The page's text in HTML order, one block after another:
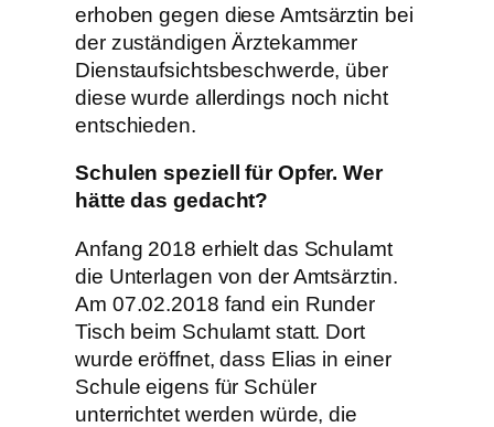
erhoben gegen diese Amtsärztin bei
der zuständigen Ärztekammer
Dienstaufsichtsbeschwerde, über
diese wurde allerdings noch nicht
entschieden.
Schulen speziell für Opfer. Wer
hätte das gedacht?
Anfang 2018 erhielt das Schulamt
die Unterlagen von der Amtsärztin.
Am 07.02.2018 fand ein Runder
Tisch beim Schulamt statt. Dort
wurde eröffnet, dass Elias in einer
Schule eigens für Schüler
unterrichtet werden würde, die